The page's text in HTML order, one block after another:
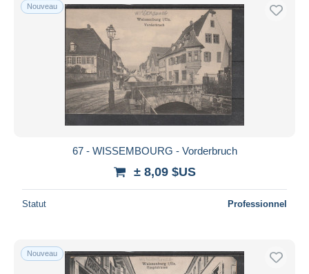
Nouveau
67 - WISSEMBOURG - Vorderbruch
± 8,09 $US
Statut Professionnel
Nouveau